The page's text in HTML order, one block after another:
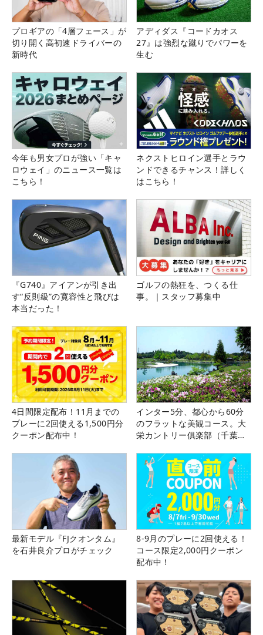
プロギアの「4層フェース」が
切り開く高初速ドライバーの
新時代
アディダス『コードカオス
27』は強烈な蹴りでパワーを
生む
今年も男女プロが強い「キャ
ロウェイ」のニュース一覧は
こちら！
ネクストヒロイン選手とラウ
ンドできるチャンス！詳しく
はこちら！
『G740』アイアンが引き出
す“反則級”の寛容性と飛びは
本当だった！
ゴルフの熱狂を、つくる仕
事。｜スタッフ募集中
4日間限定配布！11月までの
プレーに2回使える1,500円分
クーポン配布中！
インター5分、都心から60分
のフラットな美観コース。大
栄カントリー俱楽部（千葉
最新モデル『FJクオンタム』
を石井良介プロがチェック
8-9月のプレーに2回使える！
コース限定2,000円クーポン
配布中！